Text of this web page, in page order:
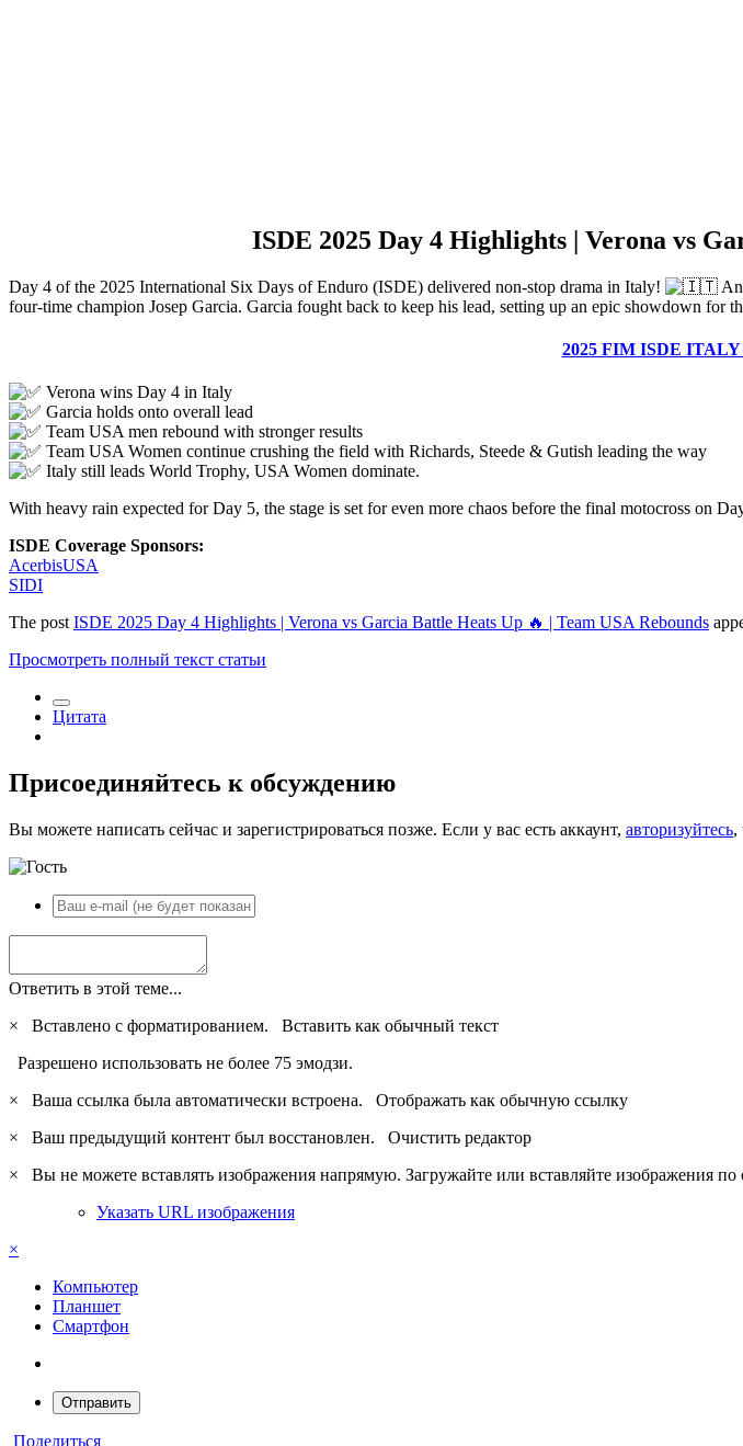
ISDE 2025 Day 4 Highlights | Verona vs
Day 4 of the 2025 International Six Days of Enduro (ISDE) delivered non-stop drama in Italy!
four-time champion Josep Garcia. Garcia fought back to keep his lead, setting up an epic showdown for
2025 FIM ISDE
Verona wins Day 4 in Italy
Garcia holds onto overall lead
Team USA men rebound with stronger results
Team USA Women continue crushing the field with Richards, Steede & Gutish leading the way
Italy still leads World Trophy, USA Women dominate.
With heavy rain expected for Day 5, the stage is set for even more chaos before the final motocross on
ISDE Coverage Sponsors:
AcerbisUSA
SIDI
The postISDE 2025 Day 4 Highlights | Verona vs Garcia Battle Heats Up 🔥 | Team USA Rebounds
Просмотреть полный текст статьи
Цитата
Присоединяйтесь к обсуждению
Вы можете написать сейчас и зарегистрироваться позже. Если у вас есть аккаунт, авторизуйтесь,
Ответить в этой теме...
×
Вставлено с форматированием. Вставить как обычный текст
Разрешено использовать не более 75 эмодзи.
×
Ваша ссылка была автоматически встроена. Отображать как обычную ссылку
×
Ваш предыдущий контент был восстановлен. Очистить редактор
×
Вы не можете вставлять изображения напрямую. Загружайте или вставляйте изображения по
Указать URL изображения
×
Компьютер
Планшет
Смартфон
Отправить
Поделиться